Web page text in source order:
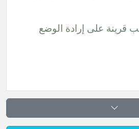
قرينة على إرادة الوضع